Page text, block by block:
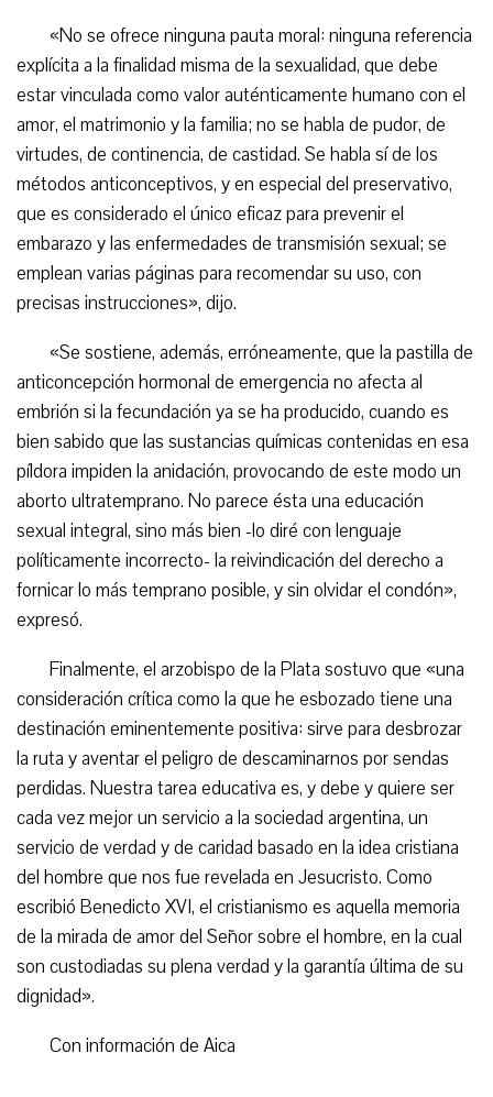
«No se ofrece ninguna pauta moral: ninguna referencia
explícita a la finalidad misma de la sexualidad, que debe
estar vinculada como valor auténticamente humano con el
amor, el matrimonio y la familia; no se habla de pudor, de
virtudes, de continencia, de castidad. Se habla sí de los
métodos anticonceptivos, y en especial del preservativo,
que es considerado el único eficaz para prevenir el
embarazo y las enfermedades de transmisión sexual; se
emplean varias páginas para recomendar su uso, con
precisas instrucciones», dijo.
«Se sostiene, además, erróneamente, que la pastilla de
anticoncepción hormonal de emergencia no afecta al
embrión si la fecundación ya se ha producido, cuando es
bien sabido que las sustancias químicas contenidas en esa
píldora impiden la anidación, provocando de este modo un
aborto ultratemprano. No parece ésta una educación
sexual integral, sino más bien -lo diré con lenguaje
políticamente incorrecto- la reivindicación del derecho a
fornicar lo más temprano posible, y sin olvidar el condón»,
expresó.
Finalmente, el arzobispo de la Plata sostuvo que «una
consideración crítica como la que he esbozado tiene una
destinación eminentemente positiva: sirve para desbrozar
la ruta y aventar el peligro de descaminarnos por sendas
perdidas. Nuestra tarea educativa es, y debe y quiere ser
cada vez mejor un servicio a la sociedad argentina, un
servicio de verdad y de caridad basado en la idea cristiana
del hombre que nos fue revelada en Jesucristo. Como
escribió Benedicto XVI, el cristianismo es aquella memoria
de la mirada de amor del Señor sobre el hombre, en la cual
son custodiadas su plena verdad y la garantía última de su
dignidad».
Con información de Aica